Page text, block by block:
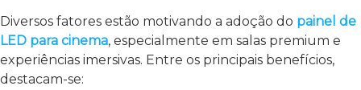
Diversos fatores estão motivando a adoção do painel de
LED para cinema, especialmente em salas premium e
experiências imersivas. Entre os principais benefícios,
destacam-se: